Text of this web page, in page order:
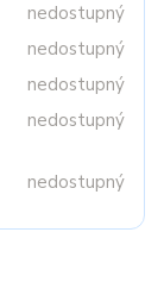
nedostupný
nedostupný
nedostupný
nedostupný
nedostupný